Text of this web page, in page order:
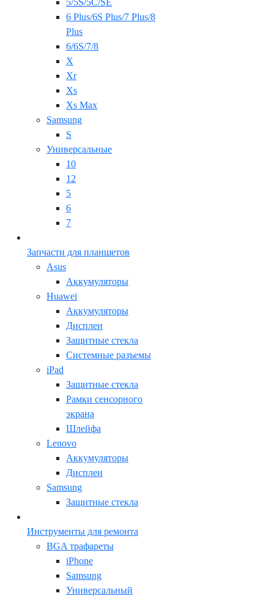
5/5S/5C/SE
6 Plus/6S Plus/7 Plus/8
Plus
6/6S/7/8
X
Xr
Xs
Xs Max
Samsung
S
Универсальные
10
12
5
6
7
Запчасти для планшетов
Asus
Аккумуляторы
Huawei
Аккумуляторы
Дисплеи
Защитные стекла
Системные разъемы
iPad
Защитные стекла
Рамки сенсорного
экрана
Шлейфа
Lenovo
Аккумуляторы
Дисплеи
Samsung
Защитные стекла
Инструменты для ремонта
BGA трафареты
iPhone
Samsung
Универсальный